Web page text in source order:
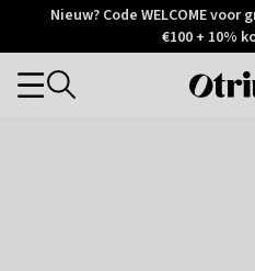
Otrium
Trustpilot
Nieuw? Code WELCOME
€100 + 10%
Categories